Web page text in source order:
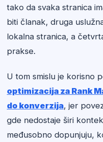
tako da svaka stranica
biti članak, druga
lokalna stranica, a
prakse.
U tom smislu je korisno
optimizacija za Rank
do konverzija, jer
gde nedostaje širi
međusobno dopunjuju,